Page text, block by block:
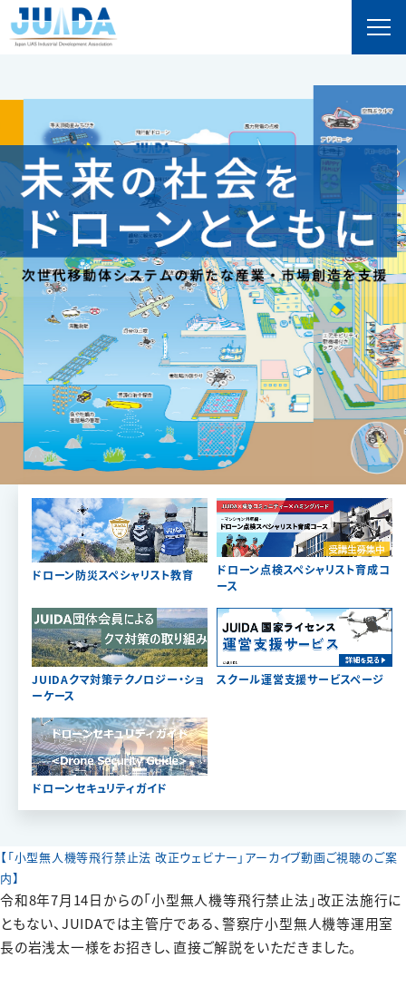
ドローン防災スペシャリスト教育
ドローン点検スペシャリスト育成コ
ース
JUIDAクマ対策テクノロジー・ショ
ーケース
スクール運営支援サービスページ
ドローンセキュリティガイド
【「小型無人機等飛行禁止法 改正ウェビナー」アーカイブ動画ご視聴のご案
内】
令和8年7月14日からの「小型無人機等飛行禁止法」改正法施行に
ともない、JUIDAでは主管庁である、警察庁小型無人機等運用室
長の岩浅太一様をお招きし、直接ご解説をいただきました。